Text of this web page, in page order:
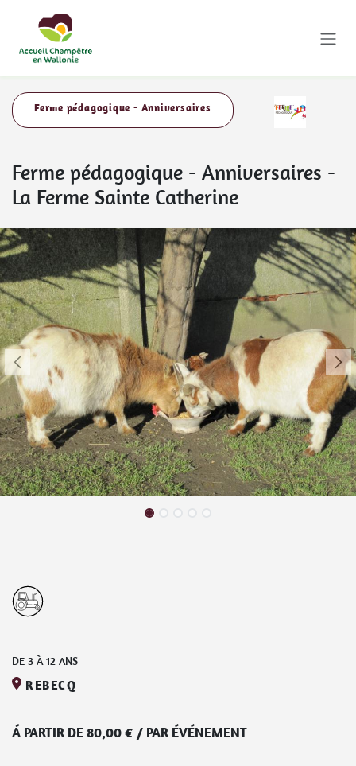
Ferme pédagogique - Anniversaires
Ferme pédagogique - Anniversaires -
La Ferme Sainte Catherine
DE 3 À12 ANS
REBECQ
Á PARTIR DE80,00€ / PAR ÉVÉNEMENT